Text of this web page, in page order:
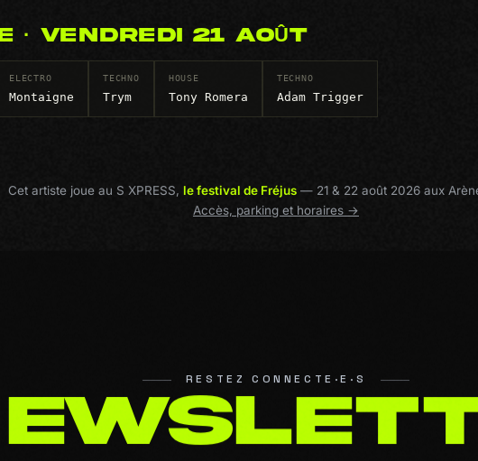
· VENDREDI 21 AOÛT
ELECTRO
Montaigne
TECHNO
Trym
HOUSE
Tony Romera
TECHNO
Adam Trigger
Cet artiste joue au S XPRESS, le festival de Fréjus— 21 & 22 août 2026 aux
Accès, parking et horaires →
RESTEZ CONNECTE·E·S
EWSLET